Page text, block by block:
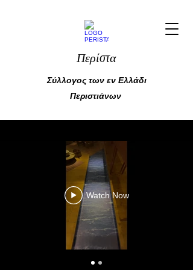
Περίστα
Σύλλογος των εν Ελλάδι
Περιστιάνων
Watch Now